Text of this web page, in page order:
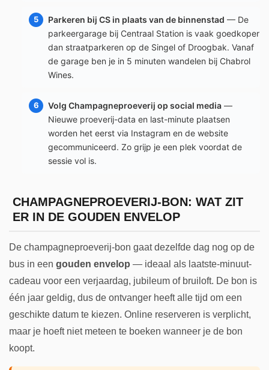
Parkeren bij CS in plaats van de binnenstad — De
parkeergarage bij Centraal Station is vaak goedkoper
dan straatparkeren op de Singel of Droogbak. Vanaf
de garage ben je in 5 minuten wandelen bij Chabrol
Wines.
Volg Champagneproeverij op social media —
Nieuwe proeverij-data en last-minute plaatsen
worden het eerst via Instagram en de website
gecommuniceerd. Zo grijp je een plek voordat de
sessie vol is.
CHAMPAGNEPROEVERIJ-BON: WAT ZIT
ER IN DE GOUDEN ENVELOP
De champagneproeverij-bon gaat dezelfde dag nog op de
bus in een gouden envelop — ideaal als laatste-minuut-
cadeau voor een verjaardag, jubileum of bruiloft. De bon is
één jaar geldig, dus de ontvanger heeft alle tijd om een
geschikte datum te kiezen. Online reserveren is verplicht,
maar je hoeft niet meteen te boeken wanneer je de bon
koopt.